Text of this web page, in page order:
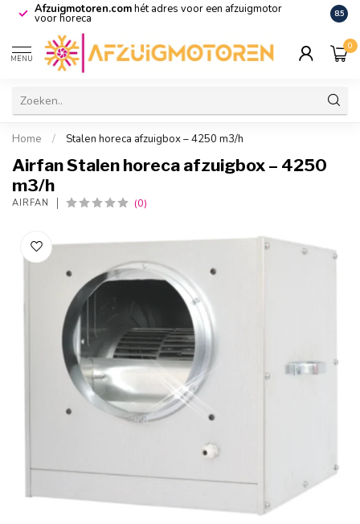
Afzuigmotoren.comhét adres voor een afzuigmotor
voor horeca De
8.5
MENU
0
Home / Stalen horeca afzuigbox – 4250 m3/h
Airfan Stalen horeca afzuigbox – 4250
m3/h
AIRFAN (0)